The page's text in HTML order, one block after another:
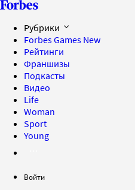
Рубрики
Forbes Games New
Рейтинги
Франшизы
Подкасты
Видео
Life
Woman
Sport
Young
Войти